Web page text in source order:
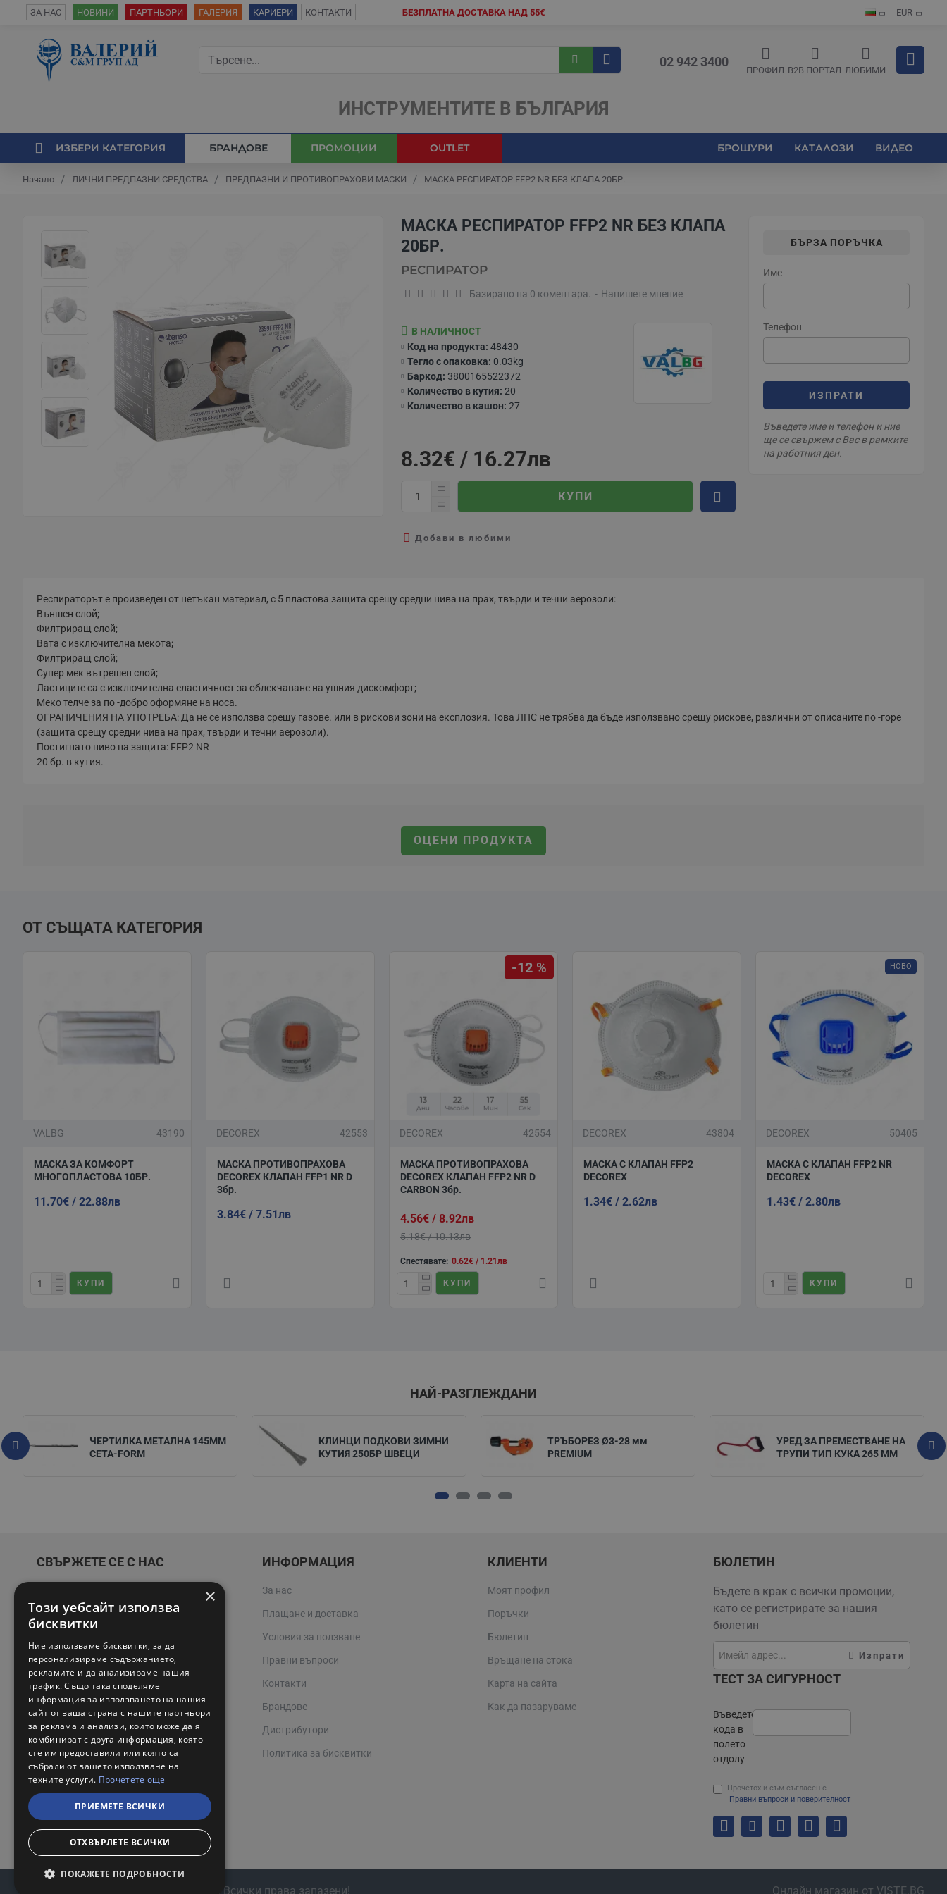
ЗА НАС НОВИНИ ПАРТНЬОРИ ГАЛЕРИЯ КАРИЕРИ КОНТАКТИ БЕЗПЛАТНА ДОСТАВКА НАД 55€ EUR
02 942 3400
ПРОФИЛ B2B ПОРТАЛ ЛЮБИМИ
ИНСТРУМЕНТИТЕ В БЪЛГАРИЯ
ИЗБЕРИ КАТЕГОРИЯ БРАНДОВЕ ПРОМОЦИИ OUTLET БРОШУРИ КАТАЛОЗИ ВИДЕО
Начало ЛИЧНИ ПРЕДПАЗНИ СРЕДСТВА ПРЕДПАЗНИ И ПРОТИВОПРАХОВИ МАСКИ МАСКА РЕСПИРАТОР FFP2 NR БЕЗ КЛАПА 20БР.
МАСКА РЕСПИРАТОР FFP2 NR БЕЗ КЛАПА
20БР.
РЕСПИРАТОР
В НАЛИЧНОСТ
Код на продукта: 48430
Тегло с опаковка: 0.03kg
Баркод: 3800165522372
Количество в кашон: 27
Количество в кутия: 20
Базирано на 0 коментара. - Напишете мнение
8.32€ / 16.27лв
КУПИ
Добави в любими
БЪРЗА ПОРЪЧКА
Име
Телефон
ИЗПРАТИ
Въведете име и телефон и ние
ще се свържем с Вас в рамките
на работния ден.
ОЦЕНИ ПРОДУКТА
Респираторът е произведен от нетъкан материал, с 5 пластова защита срещу средни нива на прах, твърди и течни аерозоли:
Външен слой;
Филтриращ слой;
Вата с изключителна мекота;
Филтриращ слой;
Супер мек вътрешен слой;
Ластиците са с изключителна еластичност за облекчаване на ушния дискомфорт;
Меко телче за по -добро оформяне на носа.
ОГРАНИЧЕНИЯ НА УПОТРЕБА: Да не се използва срещу газове. или в рискови зони на експлозия. Това ЛПС не трябва да бъде използвано срещу рискове, различни от описаните по -горе
(защита срещу средни нива на прах, твърди и течни аерозоли).
Постигнато ниво на защита: FFP2 NR
20 бр. в кутия.
ОТ СЪЩАТА КАТЕГОРИЯ
VALBG 43190
МАСКА ЗА КОМФОРТ
МНОГОПЛАСТОВА 10БР.
11.70€ / 22.88лв
КУПИ
DECOREX 42553
МАСКА ПРОТИВОПРАХОВА
DECOREX КЛАПАН FFP1 NR D
3бр.
3.84€ / 7.51лв
-12 %
13
Дни
22
Часове
17
Мин
54
Сек
DECOREX 42554
МАСКА ПРОТИВОПРАХОВА
DECOREX КЛАПАН FFP2 NR D
CARBON 3бр.
4.56€ / 8.92лв
5.18€ / 10.13лв
Спестявате: 0.62€ / 1.21лв
КУПИ
DECOREX 43804
МАСКА С КЛАПАН FFP2
DECOREX
1.34€ / 2.62лв
НОВО
DECOREX 50405
МАСКА С КЛАПАН FFP2 NR
DECOREX
1.43€ / 2.80лв
КУПИ
НАЙ-РАЗГЛЕЖДАНИ
ЧЕРТИЛКА МЕТАЛНА 145ММ
CETA-FORM
КЛИНЦИ ПОДКОВИ ЗИМНИ
КУТИЯ 250БР ШВЕЦИ
ТРЪБОРЕЗ Ø3-28 мм
PREMIUM
УРЕД ЗА ПРЕМЕСТВАНЕ НА
ТРУПИ ТИП КУКА 265 ММ
СВЪРЖЕТЕ СЕ С НАС
online@valerii.com
Магазин Профел Варна
Сервизи
Работно време 08:00 - 17:00
ИНФОРМАЦИЯ
За нас
Плащане и доставка
Условия за ползване
Правни въпроси
Контакти
Брандове
Дистрибутори
Политика за бисквитки
КЛИЕНТИ
Моят профил
Поръчки
Бюлетин
Връщане на стока
Карта на сайта
Как да пазаруваме
БЮЛЕТИН
Бъдете в крак с всички промоции,
като се регистрирате за нашия
бюлетин
Изпрати
ТЕСТ ЗА СИГУРНОСТ
Въведете
кода в
полето
отдолу
Прочетох и съм съгласен с
Правни въпроси и поверителност
Copyright © 2024, Валерий С и М Груп. Всички права запазени! Онлайн магазин от VISTE.BG
×
Този уебсайт използва
бисквитки
Ние използваме бисквитки, за да
персонализираме съдържанието,
рекламите и да анализираме нашия
трафик. Също така споделяме
информация за използването на нашия
сайт от ваша страна с нашите партньори
за реклама и анализи, които може да я
комбинират с друга информация, която
сте им предоставили или която са
събрали от вашето използване на
техните услуги. Прочетете още
ПРИЕМЕТЕ ВСИЧКИ
ОТХВЪРЛЕТЕ ВСИЧКИ
ПОКАЖЕТЕ ПОДРОБНОСТИ